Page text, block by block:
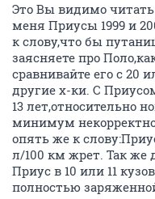
Это Вы видимо читать
меня Приусы 1999 и
к слову,что бы
заясняете про
сравнивайте его с 20
другие х-ки. С
13 лет,относительно
минимум
опять же к
л/100 км жрет. Так же
Приус в 10 или 11
полностью